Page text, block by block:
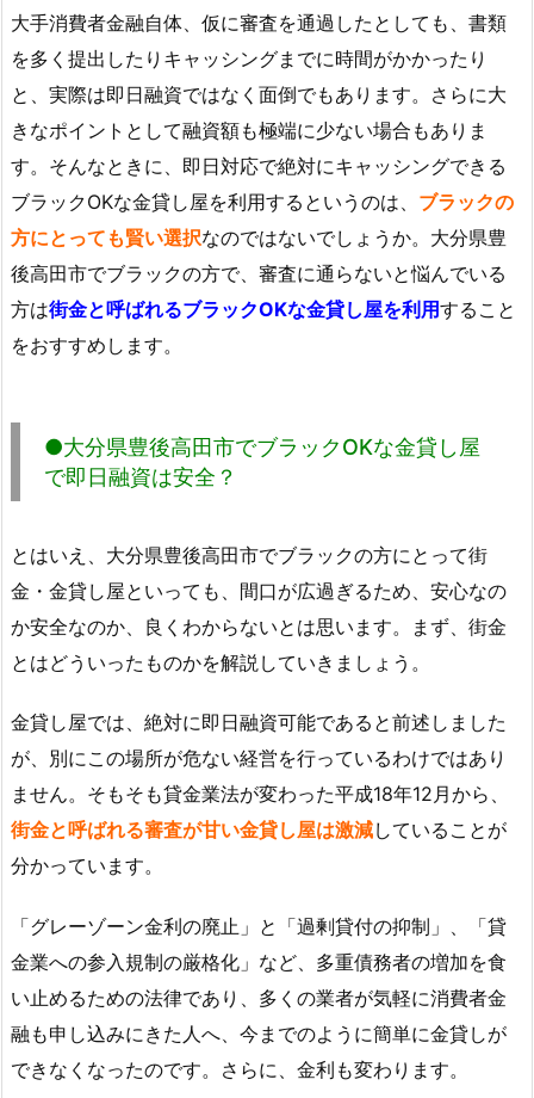
大手消費者金融自体、仮に審査を通過したとしても、書類
を多く提出したりキャッシングまでに時間がかかったり
と、実際は即日融資ではなく面倒でもあります。さらに大
きなポイントとして融資額も極端に少ない場合もありま
す。そんなときに、即日対応で絶対にキャッシングできる
ブラックOKな金貸し屋を利用するというのは、 ブラックの
方にとっても賢い選択なのではないでしょうか。大分県豊
後高田市でブラックの方で、審査に通らないと悩んでいる
方は街金と呼ばれるブラックOKな金貸し屋を利用すること
をおすすめします。
●大分県豊後高田市でブラックOKな金貸し屋
で即日融資は安全？
とはいえ、大分県豊後高田市でブラックの方にとって街
金・金貸し屋といっても、間口が広過ぎるため、安心なの
か安全なのか、良くわからないとは思います。まず、街金
とはどういったものかを解説していきましょう。
金貸し屋では、絶対に即日融資可能であると前述しました
が、別にこの場所が危ない経営を行っているわけではあり
ません。そもそも貸金業法が変わった平成18年12月から、
街金と呼ばれる審査が甘い金貸し屋は激減していることが
分かっています。
「グレーゾーン金利の廃止」と「過剰貸付の抑制」、「貸
金業への参入規制の厳格化」など、多重債務者の増加を食
い止めるための法律であり、多くの業者が気軽に消費者金
融も申し込みにきた人へ、今までのように簡単に金貸しが
できなくなったのです。さらに、金利も変わります。